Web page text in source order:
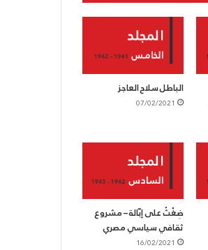
الباطل سلاح العاجز
07/02/2021
ضِغْثٌ على إبّالة – مشروع
ثقافي سياسي مصري
16/02/2021